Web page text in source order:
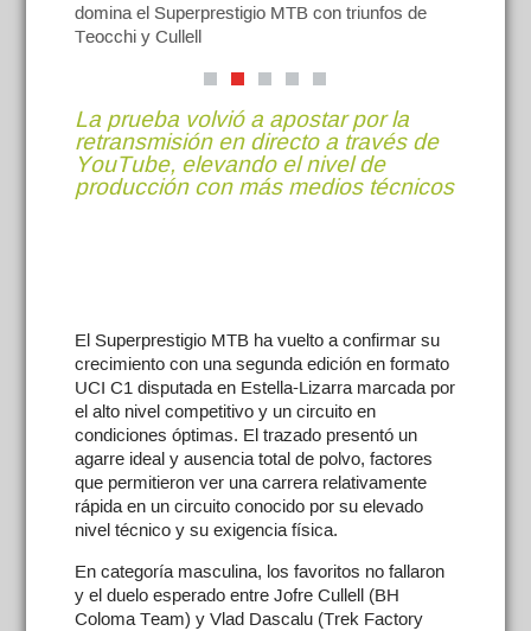
La prueba volvió a apostar por la
retransmisión en directo a través de
YouTube, elevando el nivel de
producción con más medios técnicos
El Superprestigio MTB ha vuelto a confirmar su
crecimiento con una segunda edición en formato
UCI C1 disputada en Estella-Lizarra marcada por
el alto nivel competitivo y un circuito en
condiciones óptimas. El trazado presentó un
agarre ideal y ausencia total de polvo, factores
que permitieron ver una carrera relativamente
rápida en un circuito conocido por su elevado
nivel técnico y su exigencia física.
En categoría masculina, los favoritos no fallaron
y el duelo esperado entre Jofre Cullell (BH
Coloma Team) y Vlad Dascalu (Trek Factory